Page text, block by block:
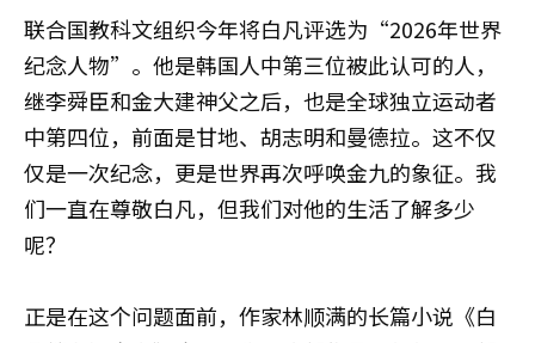
联合国教科文组织今年将白凡评选为“2026年世界
纪念人物”。他是韩国人中第三位被此认可的人，
继李舜臣和金大建神父之后，也是全球独立运动者
中第四位，前面是甘地、胡志明和曼德拉。这不仅
仅是一次纪念，更是世界再次呼唤金九的象征。我
们一直在尊敬白凡，但我们对他的生活了解多少
呢？
正是在这个问题面前，作家林顺满的长篇小说《白